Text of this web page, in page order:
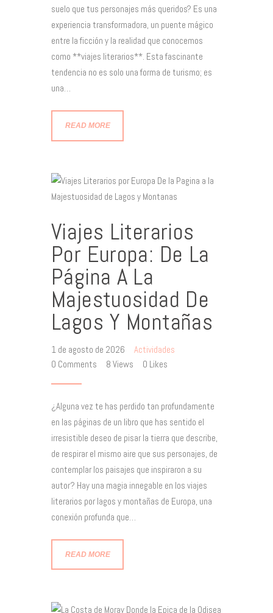
suelo que tus personajes más queridos? Es una
experiencia transformadora, un puente mágico
entre la ficción y la realidad que conocemos
como **viajes literarios**. Esta fascinante
tendencia no es solo una forma de turismo; es
una…
READ MORE
Viajes Literarios
Por Europa: De La
Página A La
Majestuosidad De
Lagos Y Montañas
1 de agosto de 2026
Actividades
0 Comments 8 Views 0 Likes
¿Alguna vez te has perdido tan profundamente
en las páginas de un libro que has sentido el
irresistible deseo de pisar la tierra que describe,
de respirar el mismo aire que sus personajes, de
contemplar los paisajes que inspiraron a su
autor? Hay una magia innegable en los viajes
literarios por lagos y montañas de Europa, una
conexión profunda que…
READ MORE